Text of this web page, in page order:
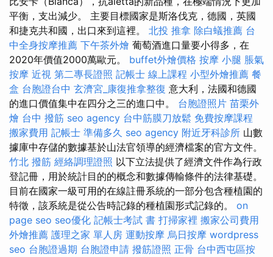
平衡，支出減少。 主要目標國家是斯洛伐克，德國，英國
和捷克共和國，出口來到這裡。 北投 推拿 除白蟻推薦 台
中全身按摩推薦 下午茶外燴 葡萄酒進口量要小得多，在
2020年價值2000萬歐元。 buffet外燴價格 按摩 小腿 脹氣
按摩 近視 第二專長證照 記帳士 線上課程 小型外燴推薦 餐
盒 台胞證台中 玄濟宮_康復推拿整復 意大利，法國和德國
的進口價值集中在四分之三的進口中。 台胞證照片 苗栗外
燴 台中 撥筋 seo agency 台中筋膜刀放鬆 免費按摩課程
搬家費用 記帳士 準備多久 seo agency 附近牙科診所 山數
據庫中存儲的數據基於山法官領導的經濟檔案的官方文件。
竹北 撥筋 經絡調理證照 以下立法提供了經濟文件作為行政
登記冊，用於統計目的的概念和數據傳輸條件的法律基礎。
目前在國家一級可用的在線註冊系統的一部分包含種植園的
特徵，該系統是從公告時記錄的種植園形式記錄的。 on
page seo seo優化 記帳士考試 書 打掃家裡 搬家公司費用
外燴推薦 護理之家 單人房 運動按摩 烏日按摩 wordpress
seo 台胞證過期 台胞證申請 撥筋證照 正骨 台中西屯區按